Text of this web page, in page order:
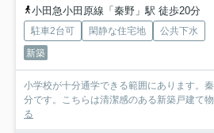
小田急小田原線「秦野」駅 徒歩20分
駐車2台可 閑静な住宅地
公共下水
新築
小学校が十分通学できる範囲にあります。
分です。こちらは清潔感のある新築戸建て
る